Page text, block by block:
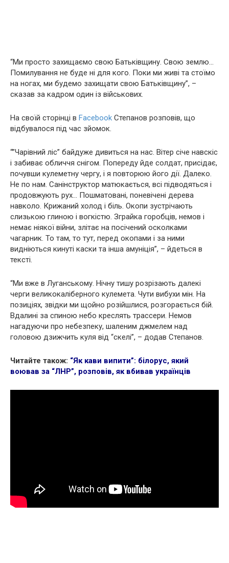
“Ми просто захищаємо свою Батьківщину. Свою землю…
Помилування не буде ні для кого. Поки ми живі та стоїмо
на ногах, ми будемо захищати свою Батьківщину”, –
сказав за кадром один із військових.
На своїй сторінці в Facebook Степанов розповів, що
відбувалося під час зйомок.
“”Чарівний ліс” байдуже дивиться на нас. Вітер січе навскіс
і забиває обличчя снігом. Попереду йде солдат, присідає,
почувши кулеметну чергу, і я повторюю його дії. Далеко.
Не по нам. Санінструктор матюкається, всі підводяться і
продовжують рух… Пошматовані, поневічені дерева
навколо. Крижаний холод і біль. Окопи зустрічають
слизькою глиною і вогкістю. Зграйка горобців, немов і
немає ніякої війни, злітає на посічений осколками
чагарник. То там, то тут, перед окопами і за ними
видніються кинуті каски та інша амуніція”, – йдеться в
тексті.
“Ми вже в Луганському. Нічну тишу розрізають далекі
черги великокаліберного кулемета. Чути вибухи мін. На
позиціях, звідки ми щойно розійшлися, розгорається бій.
Вдалині за спиною небо креслять трассери. Немов
нагадуючи про небезпеку, шаленим джмелем над
головою дзижчить куля від “скелі”, – додав Степанов.
Читайте також: “Як кави випити”: білорус, який
воював за “ЛНР”, розповів, як вбивав українців